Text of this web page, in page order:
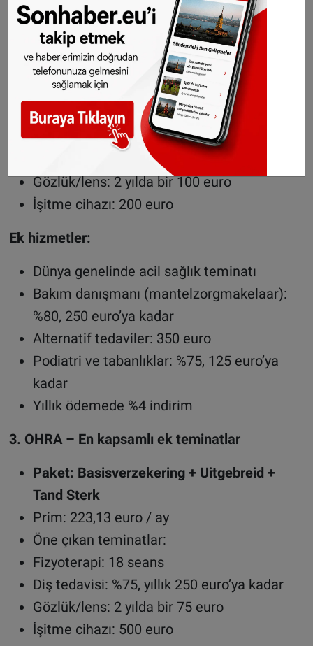
2. Salland – Geniş kapsam, makul prim
Paket: Basisverzekering + Plus + TandExtra
Prim: 202,00 euro / ay
Öne çıkan teminatlar:
Fizyoterapi: 15 seans
Diş tedavisi: %75, yıllık 250 euro’ya kadar
Gözlük/lens: 2 yılda bir 100 euro
İşitme cihazı: 200 euro
Ek hizmetler:
Dünya genelinde acil sağlık teminatı
Bakım danışmanı (mantelzorgmakelaar):
%80, 250 euro’ya kadar
Alternatif tedaviler: 350 euro
Podiatri ve tabanlıklar: %75, 125 euro’ya
kadar
Yıllık ödemede %4 indirim
3. OHRA – En kapsamlı ek teminatlar
Paket: Basisverzekering + Uitgebreid +
Tand Sterk
Prim: 223,13 euro / ay
Öne çıkan teminatlar:
Fizyoterapi: 18 seans
Diş tedavisi: %75, yıllık 250 euro’ya kadar
Gözlük/lens: 2 yılda bir 75 euro
İşitme cihazı: 500 euro